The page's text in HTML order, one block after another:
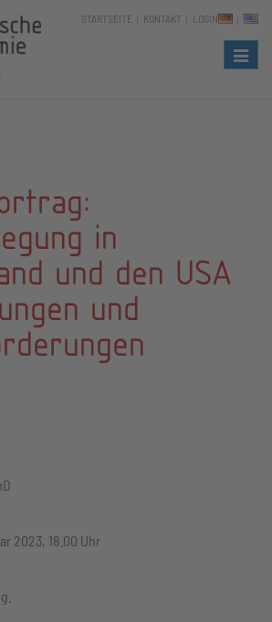
STARTSEITE KONTAKT LOGIN
in
und den USA
und
2023, 18.00 Uhr